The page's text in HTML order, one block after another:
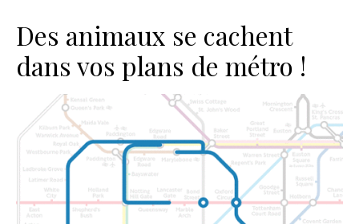
Des animaux se cachent
dans vos plans de métro !